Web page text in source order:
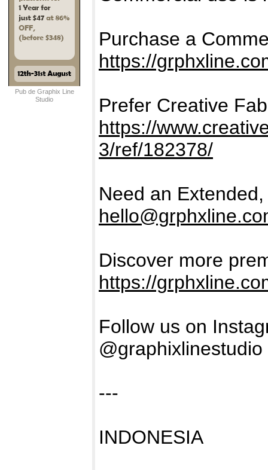
Pub de Graphix Line
Studio
Purchase a
https://
Prefer Creative
https://
3/ref/182378/
Need an
Discover more
https://
Follow us on
@graphixlinestudio
---
INDONESIA